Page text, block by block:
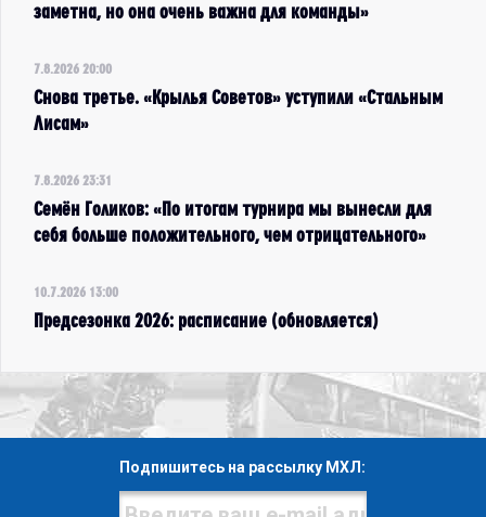
заметна, но она очень важна для команды»
7.8.2026 20:00
Снова третье. «Крылья Советов» уступили «Стальным
Лисам»
7.8.2026 23:31
Семён Голиков: «По итогам турнира мы вынесли для
себя больше положительного, чем отрицательного»
10.7.2026 13:00
Предсезонка 2026: расписание (обновляется)
Подпишитесь на рассылку МХЛ: